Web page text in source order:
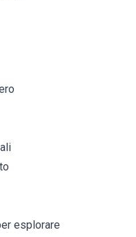
esplorare